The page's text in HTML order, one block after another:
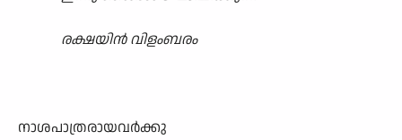
രക്ഷയിൻ വിളംബരം
നാശപാത്രരായവർക്കു